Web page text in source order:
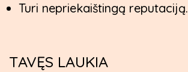
Turi nepriekaištingą reputaciją.
TAVĘS LAUKIA